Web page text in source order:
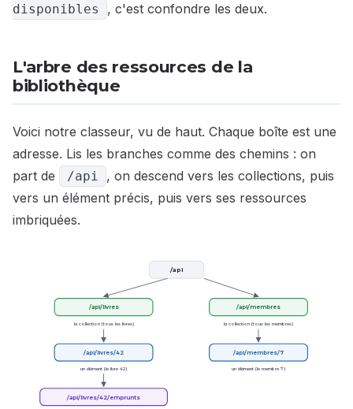
disponibles
, c'est confondre les deux.
L'arbre des ressources de la
bibliothèque
Voici notre classeur, vu de haut. Chaque boîte est une
adresse. Lis les branches comme des chemins : on
part de
/api
, on descend vers les collections, puis
vers un élément précis, puis vers ses ressources
imbriquées.
/api
/api/livres
la collection (tous les livres)
/api/membres
la collection (tous les membres)
/api/livres/42
un élément (le livre 42)
/api/membres/7
un élément (le membre 7)
/api/livres/42/emprunts